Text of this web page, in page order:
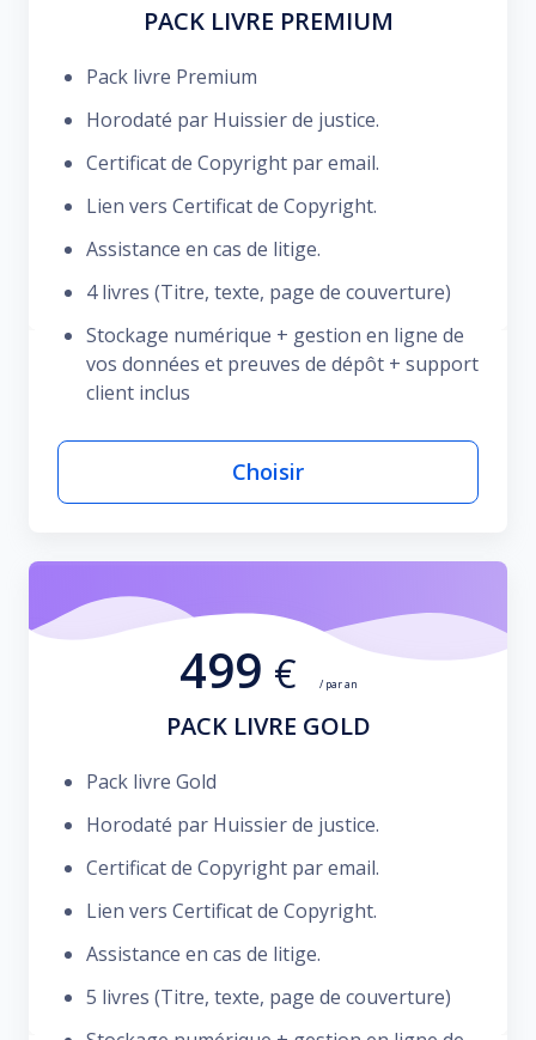
PACK LIVRE PREMIUM
Pack livre Premium
Horodaté par Huissier de justice.
Certificat de Copyright par email.
Lien vers Certificat de Copyright.
Assistance en cas de litige.
4 livres (Titre, texte, page de couverture)
Stockage numérique + gestion en ligne de
vos données et preuves de dépôt + support
client inclus
Choisir
499 € / par an
PACK LIVRE GOLD
Pack livre Gold
Horodaté par Huissier de justice.
Certificat de Copyright par email.
Lien vers Certificat de Copyright.
Assistance en cas de litige.
5 livres (Titre, texte, page de couverture)